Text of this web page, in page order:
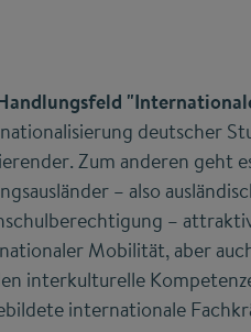
deutscher
Zum anderen geht
– also
–
Mobilität, aber
interkulturelle
internationale